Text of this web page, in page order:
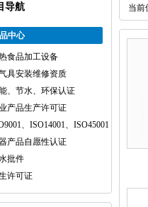
导航
中心
食品加工设备
具安装维修资质
、节水、环保认证
产品生产许可证
、ISO14001、ISO45001
产品自愿性认证
批件
许可证
当前